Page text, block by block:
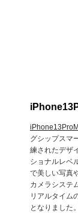
グシップスマ
練されたデザ
ショナルレベ
で美しい写真
カメラシステ
リアルタイム
となりました